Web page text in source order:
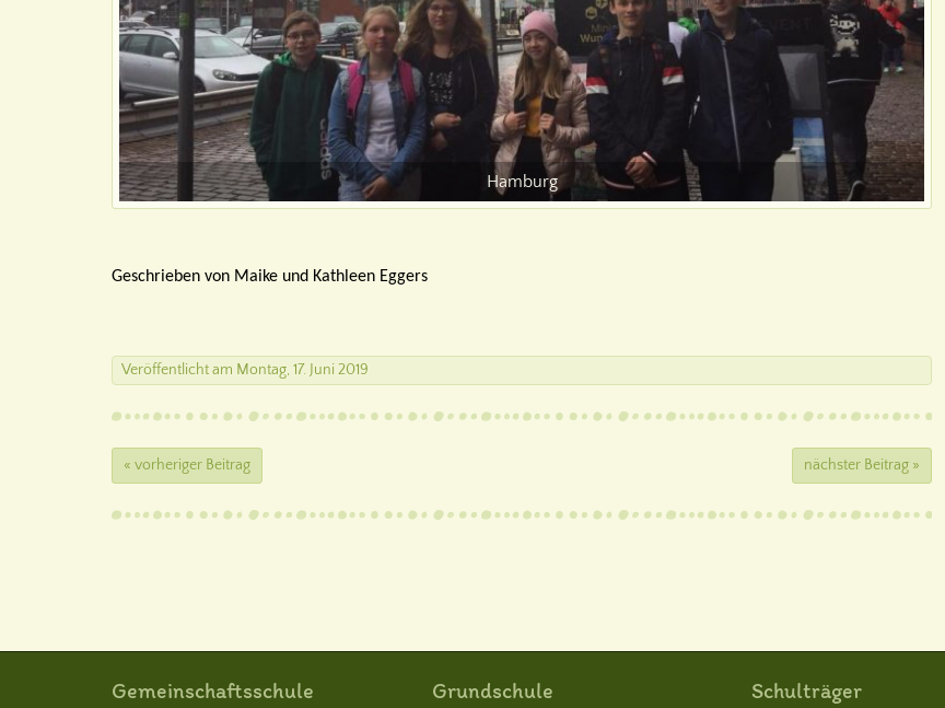
Hamburg
Geschrieben von Maike und Kathleen Eggers
Veröffentlichtam Montag, 17. Juni 2019
« vorheriger Beitrag nächster Beitrag »
Gemeinschaftsschule Grundschule Schulträger